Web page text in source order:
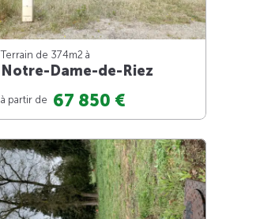
Terrain de 374m2 à
Notre-Dame-de-Riez
à partir de 67 850 €